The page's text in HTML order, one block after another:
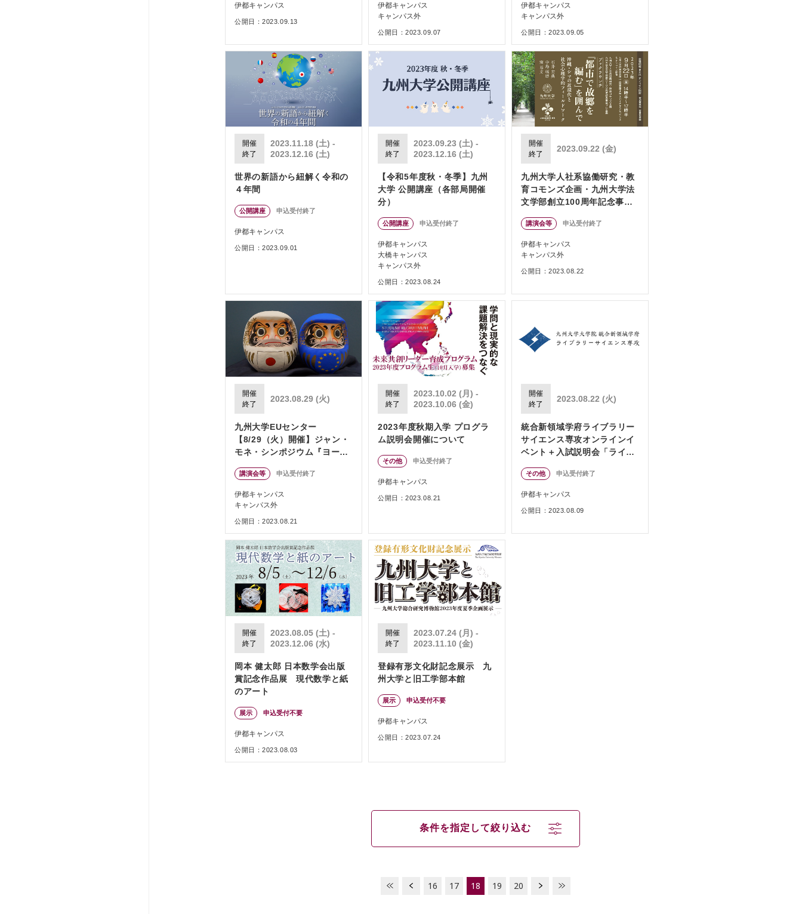
伊都キャンパス
公開日：2023.09.13
伊都キャンパス
キャンパス外
公開日：2023.09.07
伊都キャンパス
キャンパス外
公開日：2023.09.05
開催
終了
2023.11.18 (土) -
2023.12.16 (土)
世界の新語から紐解く令和の
４年間
公開講座 申込受付終了
伊都キャンパス
公開日：2023.09.01
開催
終了
2023.09.23 (土) -
2023.12.16 (土)
【令和5年度秋・冬季】九州
大学 公開講座（各部局開催
分）
公開講座 申込受付終了
伊都キャンパス
大橋キャンパス
キャンパス外
公開日：2023.08.24
開催
終了
2023.09.22 (金)
九州大学人社系協働研究・教
育コモンズ企画・九州大学法
文学部創立100周年記念事業
市で故郷を編む』を囲んで―
沖縄・シマの近現代と社会心
理学的フィールドワーク
講演会等 申込受付終了
伊都キャンパス
キャンパス外
公開日：2023.08.22
開催
終了
2023.08.29 (火)
九州大学EUセンター
【8/29（火）開催】ジャン・
モネ・シンポジウム『ヨーロ
の到達点』（ハイブリッド形
式）
講演会等 申込受付終了
伊都キャンパス
キャンパス外
公開日：2023.08.21
開催
終了
2023.10.02 (月) -
2023.10.06 (金)
2023年度秋期入学 プログラ
ム説明会開催について
その他 申込受付終了
伊都キャンパス
公開日：2023.08.21
開催
終了
2023.08.22 (火)
統合新領域学府ライブラリー
サイエンス専攻オンラインイ
ベント＋入試説明会「ライブ
その他 申込受付終了
伊都キャンパス
公開日：2023.08.09
開催
終了
2023.08.05 (土) -
2023.12.06 (水)
岡本 健太郎 日本数学会出版
賞記念作品展 現代数学と紙
のアート
展示 申込受付不要
伊都キャンパス
公開日：2023.08.03
開催
終了
2023.07.24 (月) -
2023.11.10 (金)
登録有形文化財記念展示 九
州大学と旧工学部本館
展示 申込受付不要
伊都キャンパス
公開日：2023.07.24
条件を指定して絞り込む
16 17 18 19 20